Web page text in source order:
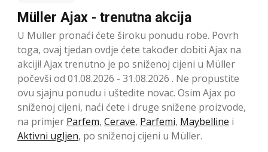
Müller Ajax - trenutna akcija
U Müller pronaći ćete široku ponudu robe. Povrh
toga, ovaj tjedan ovdje ćete također dobiti Ajax na
akciji! Ajax trenutno je po sniženoj cijeni u Müller
počevši od 01.08.2026 - 31.08.2026 . Ne propustite
ovu sjajnu ponudu i uštedite novac. Osim Ajax po
sniženoj cijeni, naći ćete i druge snižene proizvode,
na primjer Parfem, Cerave, Parfemi, Maybelline i
Aktivni ugljen, po sniženoj cijeni u Müller.